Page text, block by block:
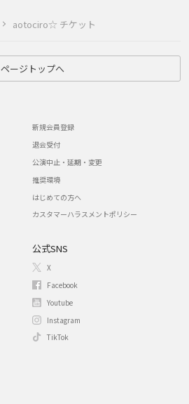
aotociro☆ チケット
ページトップへ
新規会員登録
退会受付
公演中止・延期・変更
推奨環境
はじめての方へ
カスタマーハラスメントポリシー
公式SNS
X
Facebook
Youtube
Instagram
TikTok